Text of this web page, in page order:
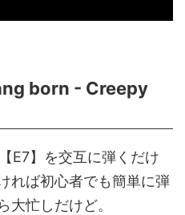
born - Creepy
E7】を交互に弾くだけ
れば初心者でも簡単に弾
大忙しだけど。